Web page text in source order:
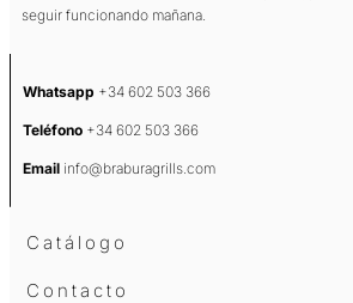
seguir funcionando mañana.
Whatsapp +34 602 503 366
Teléfono +34 602 503 366
Email info@braburagrills.com
Catálogo
Contacto